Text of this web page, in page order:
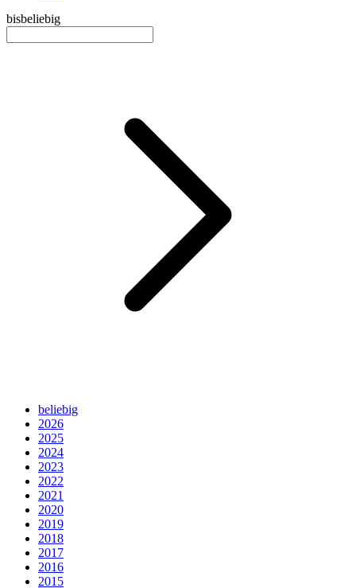
bisbeliebig
beliebig
2026
2025
2024
2023
2022
2021
2020
2019
2018
2017
2016
2015